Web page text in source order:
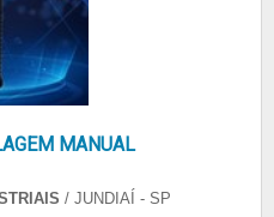
MANUAL
/ JUNDIAÍ - SP